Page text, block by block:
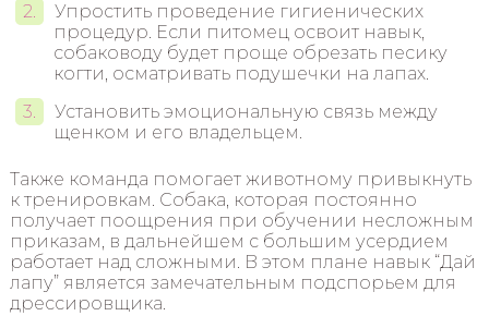
Упростить проведение гигиенических
процедур. Если питомец освоит навык,
собаководу будет проще обрезать песику
когти, осматривать подушечки на лапах.
Установить эмоциональную связь между
щенком и его владельцем.
Также команда помогает животному привыкнуть
к тренировкам. Собака, которая постоянно
получает поощрения при обучении несложным
приказам, в дальнейшем с большим усердием
работает над сложными. В этом плане навык “Дай
лапу” является замечательным подспорьем для
дрессировщика.